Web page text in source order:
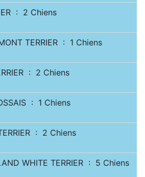
: 2 Chiens
TERRIER : 1 Chiens
: 2 Chiens
: 1 Chiens
: 2 Chiens
WHITE TERRIER : 5 Chiens